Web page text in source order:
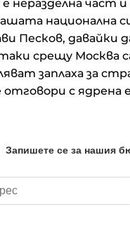
неразделна част
национална
Песков, давайки
срещу Москва
заплаха за
с ядрена